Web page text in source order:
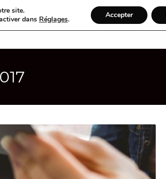
Accueil Régions
site.
dans Réglages. Accepter